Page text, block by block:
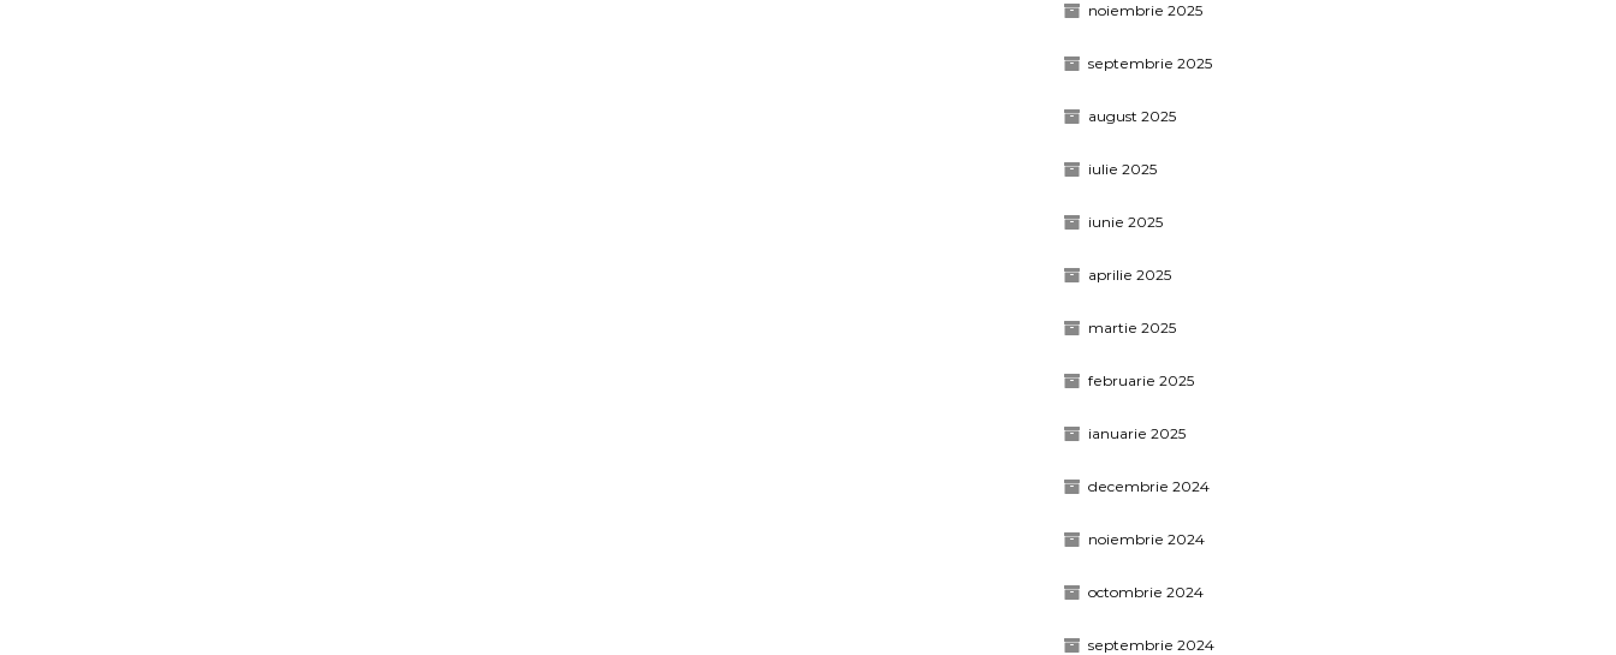
noiembrie 2025
septembrie 2025
august 2025
iulie 2025
iunie 2025
aprilie 2025
martie 2025
februarie 2025
ianuarie 2025
decembrie 2024
noiembrie 2024
octombrie 2024
septembrie 2024